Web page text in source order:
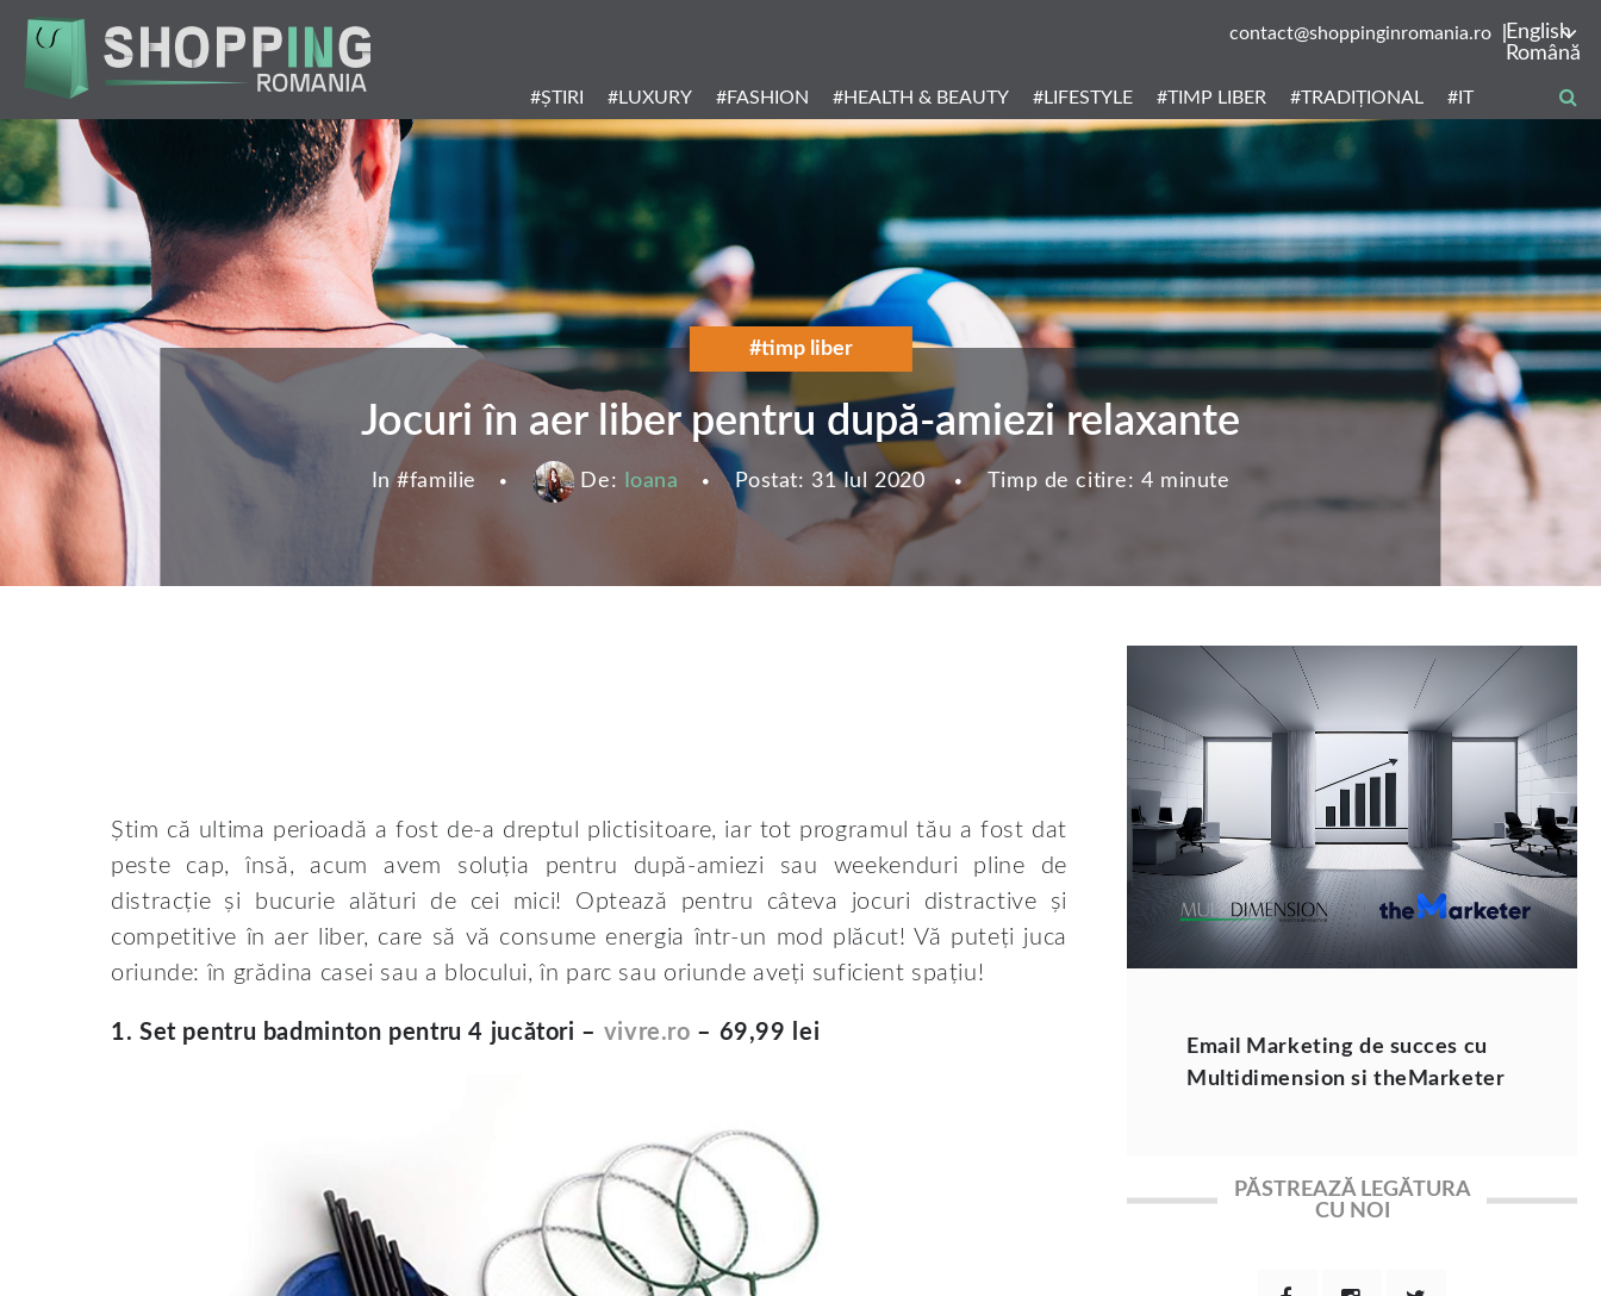
conţinutul
principal
contact@shoppinginromania.ro
English
Română
Menu
Categories
#ȘTIRI #LUXURY #FASHION #HEALTH & BEAUTY #LIFESTYLE #TIMP LIBER #TRADIȚIONAL #IT
#timp liber
Jocuri în aer liber pentru după-amiezi relaxante
In #familie De: Ioana Postat: 31 Iul 2020 Timp de citire: 4 minute
Știm că ultima perioadă a fost de-a dreptul plictisitoare, iar tot programul tău a fost dat
peste cap, însă, acum avem soluția pentru după-amiezi sau weekenduri pline de
distracție și bucurie alături de cei mici! Optează pentru câteva jocuri distractive și
competitive în aer liber, care să vă consume energia într-un mod plăcut! Vă puteți juca
oriunde: în grădina casei sau a blocului, în parc sau oriunde aveți suficient spațiu!
1. Set pentru badminton pentru 4 jucători – vivre.ro – 69,99 lei
Email Marketing de succes cu
Multidimension si theMarketer
PĂSTREAZĂ LEGĂTURA
CU NOI